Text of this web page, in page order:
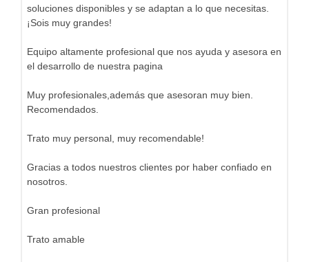
soluciones disponibles y se adaptan a lo que necesitas.
¡Sois muy grandes!
Equipo altamente profesional que nos ayuda y asesora en
el desarrollo de nuestra pagina
Muy profesionales,además que asesoran muy bien.
Recomendados.
Trato muy personal, muy recomendable!
Gracias a todos nuestros clientes por haber confiado en
nosotros.
Gran profesional
Trato amable